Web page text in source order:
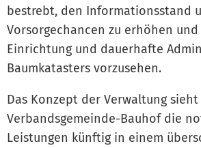
bestrebt, den Informationsstand
Vorsorgechancen zu erhöhen
Einrichtung und dauerhafte
Baumkatasters vorzusehen.
Das Konzept der Verwaltung
Verbandsgemeinde-Bauhof die
Leistungen künftig in einem